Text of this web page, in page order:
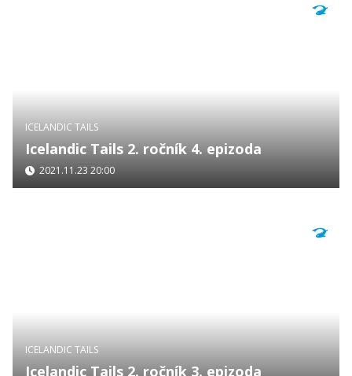
ICELANDIC TAILS
Icelandic Tails 2. ročník 4. epizoda
2021.11.23 20:00
ICELANDIC TAILS
Icelandic Tails 2. ročník 3. epizoda